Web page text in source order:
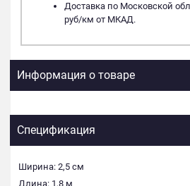
Доставка по Московской
руб/км от МКАД.
Информация о товаре
Спецификация
Ширина: 2,5 см
Длина: 1,8 м